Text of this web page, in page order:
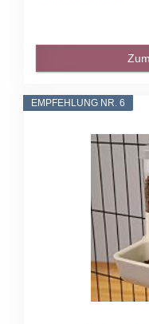
EMPFEHLUNG NR. 6